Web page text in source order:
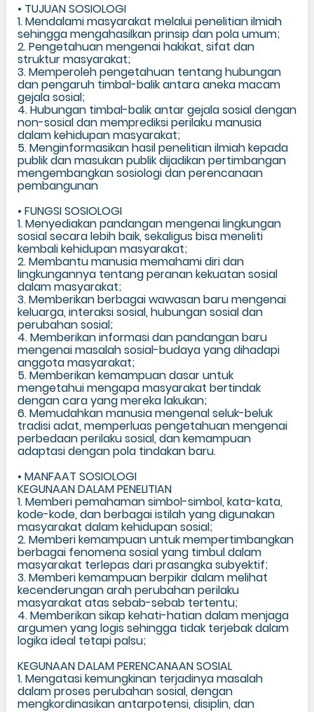
• TUJUAN SOSIOLOGI
1. Mendalami masyarakat melalui penelitian ilmiah
sehingga mengahasilkan prinsip dan pola umum;
2. Pengetahuan mengenai hakikat, sifat dan
struktur masyarakat;
3. Memperoleh pengetahuan tentang hubungan
dan pengaruh timbal-balik antara aneka macam
gejala sosial;
4. Hubungan timbal-balik antar gejala sosial dengan
non-sosial dan memprediksi perilaku manusia
dalam kehidupan masyarakat;
5. Menginformasikan hasil penelitian ilmiah kepada
publik dan masukan publik dijadikan pertimbangan
mengembangkan sosiologi dan perencanaan
pembangunan
• FUNGSI SOSIOLOGI
1. Menyediakan pandangan mengenai lingkungan
sosial secara lebih baik, sekaligus bisa meneliti
kembali kehidupan masyarakat;
2. Membantu manusia memahami diri dan
lingkungannya tentang peranan kekuatan sosial
dalam masyarakat;
3. Memberikan berbagai wawasan baru mengenai
keluarga, interaksi sosial, hubungan sosial dan
perubahan sosial;
4. Memberikan informasi dan pandangan baru
mengenai masalah sosial-budaya yang dihadapi
anggota masyarakat;
5. Memberikan kemampuan dasar untuk
mengetahui mengapa masyarakat bertindak
dengan cara yang mereka lakukan;
6. Memudahkan manusia mengenal seluk-beluk
tradisi adat, memperluas pengetahuan mengenai
perbedaan perilaku sosial, dan kemampuan
adaptasi dengan pola tindakan baru.
• MANFAAT SOSIOLOGI
KEGUNAAN DALAM PENELITIAN
1. Memberi pemahaman simbol-simbol, kata-kata,
kode-kode, dan berbagai istilah yang digunakan
masyarakat dalam kehidupan sosial;
2. Memberi kemampuan untuk mempertimbangkan
berbagai fenomena sosial yang timbul dalam
masyarakat terlepas dari prasangka subyektif;
3. Memberi kemampuan berpikir dalam melihat
kecenderungan arah perubahan perilaku
masyarakat atas sebab-sebab tertentu;
4. Memberikan sikap kehati-hatian dalam menjaga
argumen yang logis sehingga tidak terjebak dalam
logika ideal tetapi palsu;
KEGUNAAN DALAM PERENCANAAN SOSIAL
1. Mengatasi kemungkinan terjadinya masalah
dalam proses perubahan sosial, dengan
mengkordinasikan antarpotensi, disiplin, dan